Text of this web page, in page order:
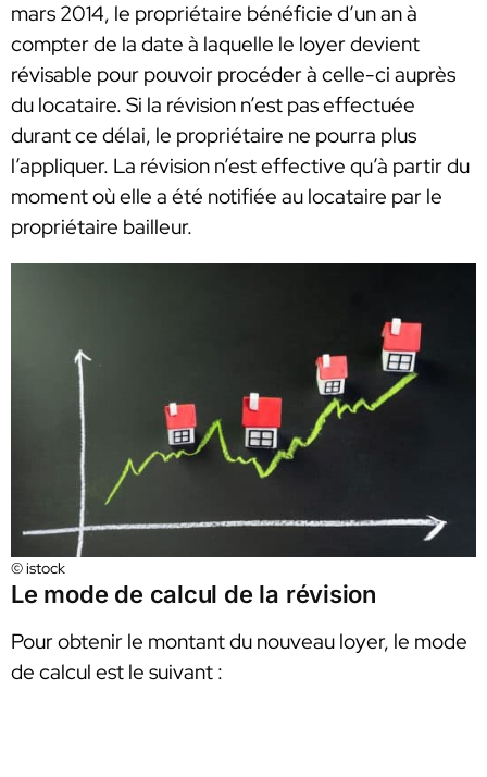
mars 2014, le propriétaire bénéficie d’un an à
compter de la date à laquelle le loyer devient
révisable pour pouvoir procéder à celle-ci auprès
du locataire. Si la révision n’est pas effectuée
durant ce délai, le propriétaire ne pourra plus
l’appliquer. La révision n’est effective qu’à partir du
moment où elle a été notifiée au locataire par le
propriétaire bailleur.
© istock
Le mode de calcul de la révision
Pour obtenir le montant du nouveau loyer, le mode
de calcul est le suivant :